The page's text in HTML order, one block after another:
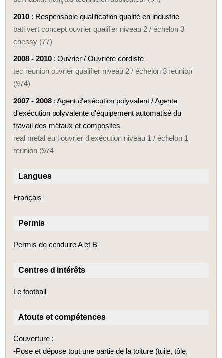
2010 : Responsable qualification qualité en industrie
bati vert concept ouvrier qualifier niveau 2 / échelon 3
chessy (77)
2008 - 2010 : Ouvrier / Ouvrière cordiste
tec reunion ouvrier qualifier niveau 2 / échelon 3 reunion
(974)
2007 - 2008 : Agent d'exécution polyvalent / Agente
d'exécution polyvalente d'équipement automatisé du
travail des métaux et composites
real metal eurl ouvrier d'exécution niveau 1 / échelon 1
reunion (974
Langues
Français
Permis
Permis de conduire A et B
Centres d'intérêts
Le football
Atouts et compétences
Couverture :
-Pose et dépose tout une partie de la toiture (tuile, tôle,